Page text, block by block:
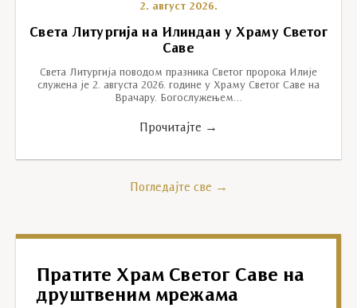
2. август 2026.
Света Литургија на Илиндан у Храму Светог
Саве
Света Литургија поводом празника Светог пророка Илије
служена је 2. августа 2026. године у Храму Светог Саве на
Врачару. Богослужењем…
Прочитајте →
Погледајте све →
Пратите Храм Светог Саве на
друштвеним мрежама